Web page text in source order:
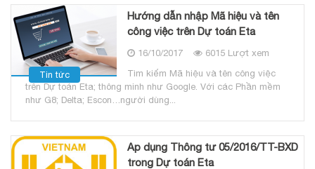
Tin tức
Hướng dẫn nhập Mã hiệu và tên
công việc trên Dự toán Eta
16/10/2017
6015 Lượt xem
Tìm kiếm Mã hiệu và tên công việc
trên Dự toán Eta; thông minh như Google. Với các Phần mềm
như G8; Delta; Escon…người dùng...
Ap dụng Thông tư 05/2016/TT-BXD
trong Dự toán Eta